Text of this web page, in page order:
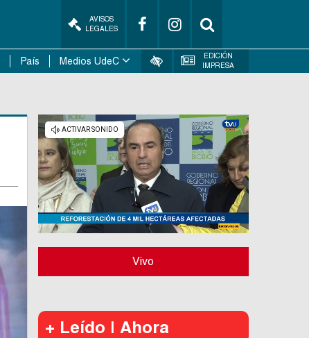
AVISOS
LEGALES
País Medios UdeC
EDICIÓN
IMPRESA
Vivo
+ Leído | Ahora